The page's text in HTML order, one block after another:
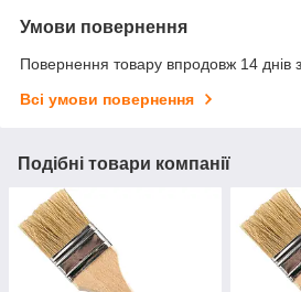
Умови повернення
Повернення товару впродовж 14 днів
Всі умови повернення
Подібні товари компанії